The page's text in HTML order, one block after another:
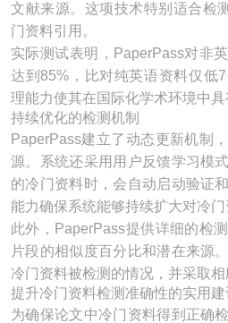
文献来源。这项技术特别适合检
门资料引用。
实际测试表明，PaperPass对非
达到85%，比对纯英语资料仅低
理能力使其在国际化学术环境中具
持续优化的检测机制
PaperPass建立了动态更新机制
源。系统还采用用户反馈学习模
的冷门资料时，会自动启动验证
能力确保系统能够持续扩大对冷门
此外，PaperPass提供详细的检
片段的相似度百分比和潜在来源
冷门资料被检测的情况，并采取相
提升冷门资料检测准确性的实用建
为确保论文中冷门资料得到正确